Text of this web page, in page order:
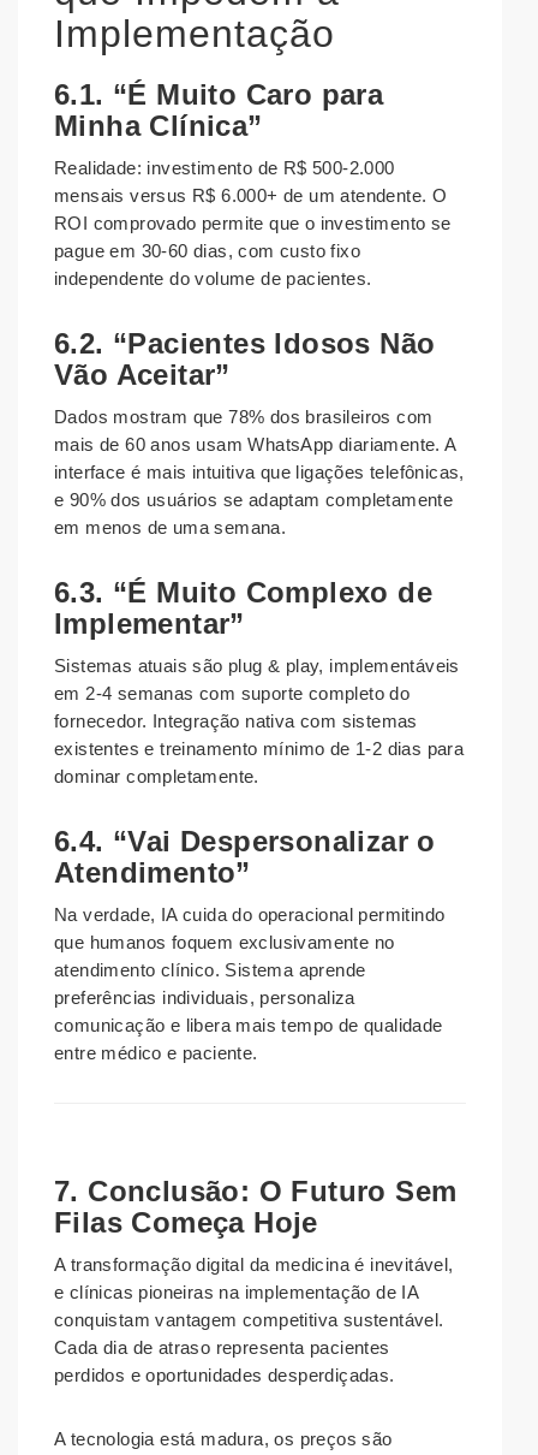
Implementação
6.1. “É Muito Caro para
Minha Clínica”
Realidade: investimento de R$ 500-2.000
mensais versus R$ 6.000+ de um atendente. O
ROI comprovado permite que o investimento se
pague em 30-60 dias, com custo fixo
independente do volume de pacientes.
6.2. “Pacientes Idosos Não
Vão Aceitar”
Dados mostram que 78% dos brasileiros com
mais de 60 anos usam WhatsApp diariamente. A
interface é mais intuitiva que ligações telefônicas,
e 90% dos usuários se adaptam completamente
em menos de uma semana.
6.3. “É Muito Complexo de
Implementar”
Sistemas atuais são plug & play, implementáveis
em 2-4 semanas com suporte completo do
fornecedor. Integração nativa com sistemas
existentes e treinamento mínimo de 1-2 dias para
dominar completamente.
6.4. “Vai Despersonalizar o
Atendimento”
Na verdade, IA cuida do operacional permitindo
que humanos foquem exclusivamente no
atendimento clínico. Sistema aprende
preferências individuais, personaliza
comunicação e libera mais tempo de qualidade
entre médico e paciente.
7. Conclusão: O Futuro Sem
Filas Começa Hoje
A transformação digital da medicina é inevitável,
e clínicas pioneiras na implementação de IA
conquistam vantagem competitiva sustentável.
Cada dia de atraso representa pacientes
perdidos e oportunidades desperdiçadas.
A tecnologia está madura, os preços são